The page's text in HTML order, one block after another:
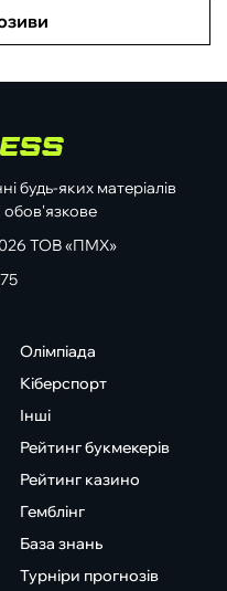
будь-яких матеріалів
ТОВ «ПМХ»
Олімпіада
Кіберспорт
Інші
Рейтинг букмекерів
Рейтинг казино
Гемблінг
База знань
Турніри прогнозів